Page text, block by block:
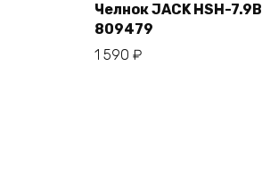
Челнок JACK HSH-7.9B
809479
1 590 ₽